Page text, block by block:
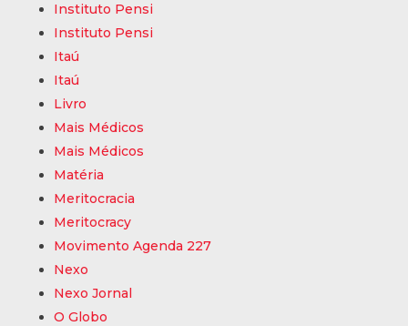
Instituto Pensi
Instituto Pensi
Itaú
Itaú
Livro
Mais Médicos
Mais Médicos
Matéria
Meritocracia
Meritocracy
Movimento Agenda 227
Nexo
Nexo Jornal
O Globo